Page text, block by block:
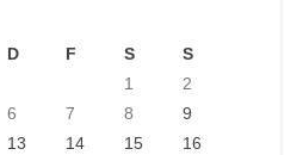
D F S
S
1
2
6 7 8
9
13 14 15
16